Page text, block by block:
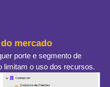
mercado
porte e segmento de
limitam o uso dos recursos.